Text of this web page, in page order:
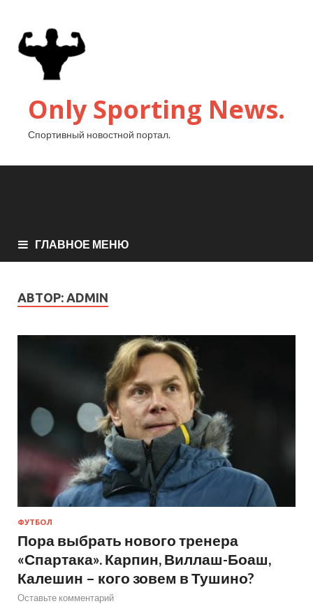
Only Sporting News.
Спортивный новостной портал.
ГЛАВНОЕ МЕНЮ
АВТОР: ADMIN
ФУТБОЛ
Пора выбрать нового тренера
«Спартака». Карпин, Виллаш-Боаш,
Калешин – кого зовем в Тушино?
Оставьте комментарий